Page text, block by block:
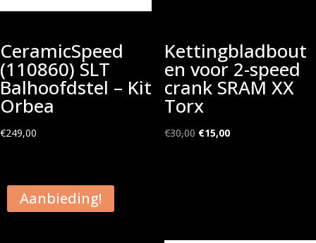
CeramicSpeed
(110860) SLT
Balhoofdstel – Kit
Orbea
€249,00
Kettingbladbout
en voor 2-speed
crank SRAM XX
Torx
€30,00 Oorspronkelijke
€15,00Huidige
Aanbieding!